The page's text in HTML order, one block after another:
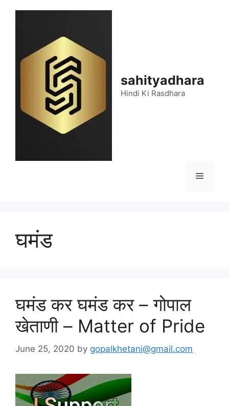
sahityadhara
Hindi Ki Rasdhara
Menu
घमंड
घमंड कर घमंड कर – गोपाल
खेताणी – Matter of Pride
June 25, 2020 by gopalkhetani@gmail.com